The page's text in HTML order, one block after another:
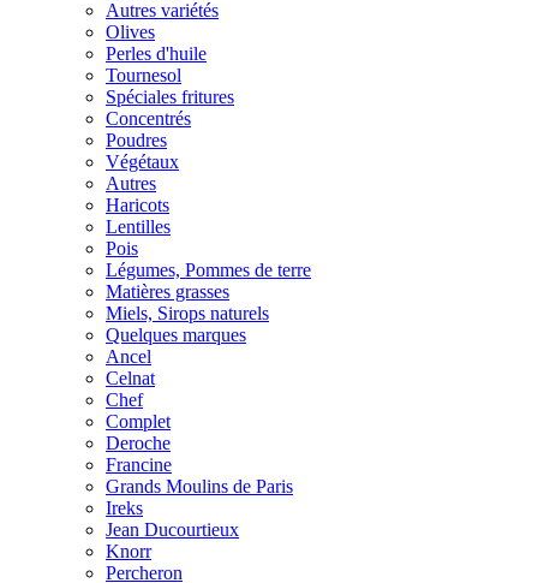
Autres variétés
Olives
Perles d'huile
Tournesol
Spéciales fritures
Concentrés
Poudres
Végétaux
Autres
Haricots
Lentilles
Pois
Légumes, Pommes de terre
Matières grasses
Miels, Sirops naturels
Quelques marques
Ancel
Celnat
Chef
Complet
Deroche
Francine
Grands Moulins de Paris
Ireks
Jean Ducourtieux
Knorr
Percheron